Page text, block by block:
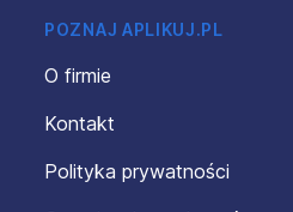
POZNAJ APLIKUJ.PL
O firmie
Kontakt
Polityka prywatności